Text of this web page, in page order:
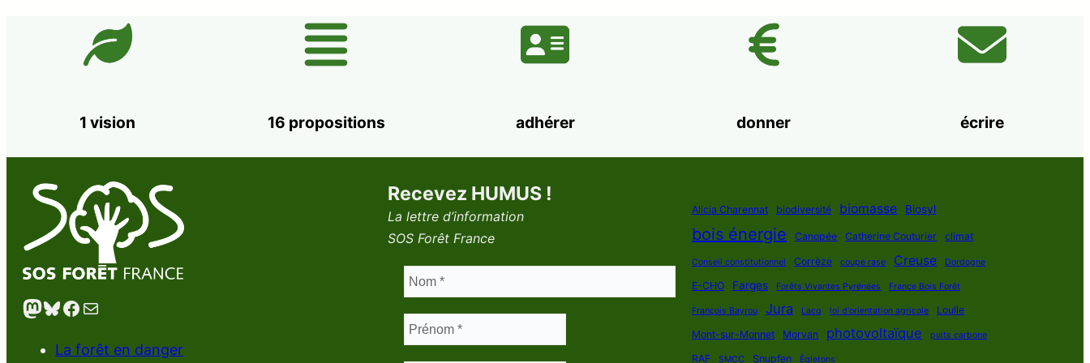
1 vision 16 propositions adhérer donner écrire
Mastodon Bluesky Facebook E-mail
La forêt en danger
Recevez HUMUS !
La lettre d’information
SOS Forêt France
Alicia Charennat biodiversité biomasse Biosyl
bois énergie Canopée Catherine Couturier climat
Conseil constitutionnel Corrèze coupe rase Creuse Dordogne
E-CHO Farges Forêts Vivantes Pyrénées France Bois Forêt
François Bayrou Jura Lacq loi d'orientation agricole
Loulle
Mont-sur-Monnet
Morvan photovoltaïque puits carbone
RAF SMCC Snupfen Égletons